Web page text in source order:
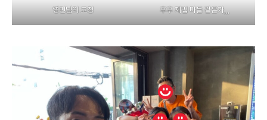
영민님의 코칭 후후 제법 마들 같은가,,,